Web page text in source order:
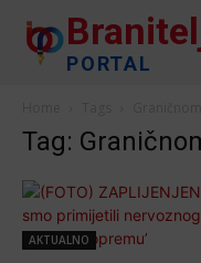
PORTAL
Tag:
AKTUALNO